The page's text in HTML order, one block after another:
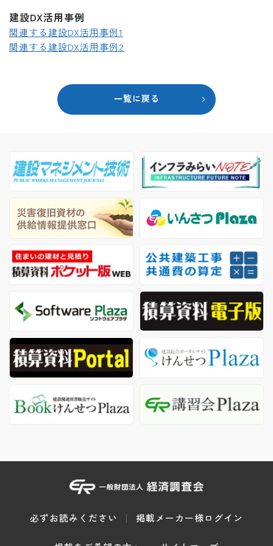
建設DX活用事例
関連する建設DX活用事例1
関連する建設DX活用事例2
一覧に戻る
必ずお読みください 掲載メーカー様ログイン